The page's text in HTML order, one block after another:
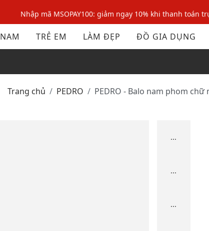
Nhập mã MSOPAY100: giảm ngay 10% khi thanh toán
Nhập mã: MSOXINCHAO - Giảm 10% đơn đầu cho thành
Nhập mã MSOPAY100: giảm ngay 10% khi thanh toán
NAM TRẺ EM LÀM ĐẸP ĐỒ GIA DỤNG
Trang chủ PEDRO PEDRO - Balo nam phom chữ
...
...
...